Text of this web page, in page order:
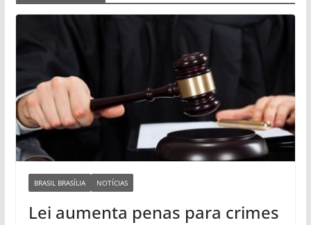
BRASIL BRASÍLIA NOTÍCIAS
Lei aumenta penas para crimes